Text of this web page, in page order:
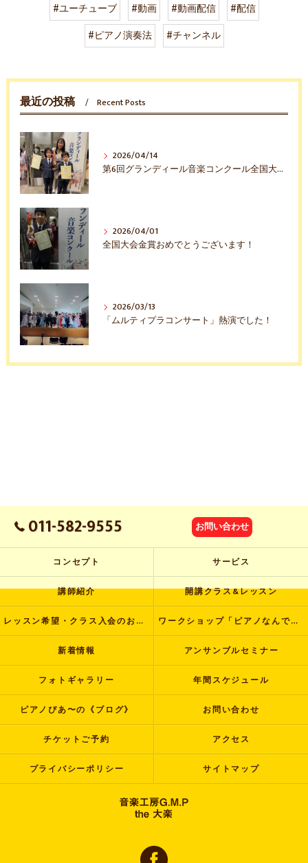
#ユーチューブ
#動画 #動画配信
#配信
#ピアノ演奏法
#チャンネル
最近の投稿 Recent Posts
2026/04/14
第6回グランディール音楽コンクール全国大会入賞おめでとう！
2026/04/01
全国大会金賞おめでとうございます！
2026/03/13
「ムルティプラコンサート」熱演でした！
011-582-9555 お問い合わせ
コンセプト サービス
講師紹介 開講クラス&レッスン
レッスン希望・クラス入会のお申し込み ワークショップ「ピアノなんでも塾」
新着情報 アンサンブルセミナー
フォトギャラリー 年間スケジュール
ピアノぴあ〜の《ブログ》 お問い合わせ
チケットご予約 アクセス
プライバシーポリシー サイトマップ